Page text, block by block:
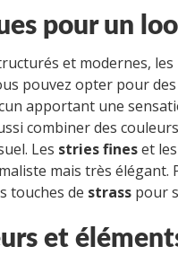
pour un
et modernes,
pouvez opter pour des
apportant une
combiner des
Les stries fineset les
mais très élégant.
touches de strass pour
et